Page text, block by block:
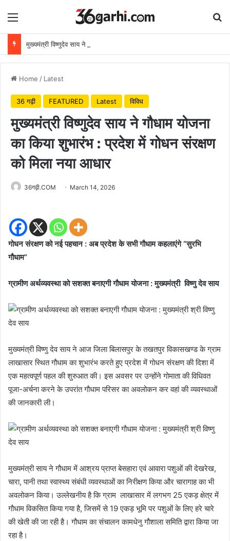
Menu
Home / Latest
36 गढ़ी FEATURED Latest विविध
मुख्यमंत्री विष्णुदेव साय ने गौधाम योजना
का किया शुभारंभ : प्रदेश में गोधन संरक्षण
को मिला नया आधार
36गढ़ी.COM March 14, 2026
गोधन संरक्षण को नई पहचान : अब प्रदेश के सभी गौधाम कहलाएंगे “सुरभि
गौधाम”
ग्रामीण अर्थव्यवस्था को सशक्त बनाएगी गौधाम योजना : मुख्यमंत्री विष्णु देव साय
मुख्यमंत्री विष्णु देव साय ने आज जिला बिलासपुर के तखतपुर विकासखण्ड के ग्राम
लाखासार स्थित गौधाम का शुभारंभ करते हुए प्रदेश में गोधन संरक्षण की दिशा में
एक महत्वपूर्ण पहल की शुरुआत की। इस अवसर पर उन्होंने गोमाता की विधिवत
पूजा-अर्चना करने के उपरांत गौधाम परिसर का अवलोकन कर वहां की व्यवस्थाओं
की जानकारी ली।
मुख्यमंत्री साय ने गौधाम में आश्रय प्राप्त बेसहारा एवं आवारा पशुओं की देखरेख,
चारा, पानी तथा स्वास्थ्य संबंधी व्यवस्थाओं का निरीक्षण किया और चारागाह का भी
अवलोकन किया। उल्लेखनीय है कि ग्राम लाखासार में लगभग 25 एकड़ क्षेत्र में
गौधाम विकसित किया गया है, जिसमें से 19 एकड़ भूमि पर पशुओं के लिए हरे चारे
की खेती की जा रही है। गौधाम का संचालन कामधेनु गौशाला समिति द्वारा किया जा
रहा है।